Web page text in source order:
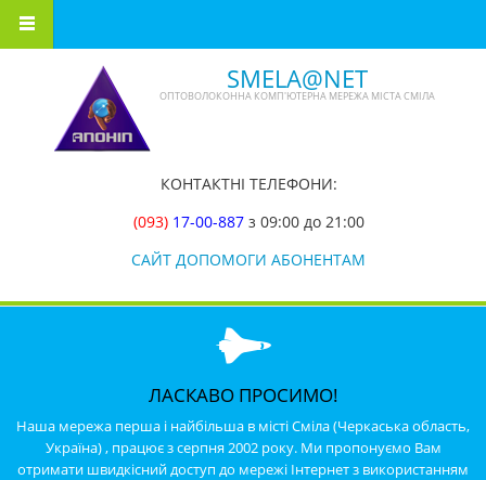
SMELA@NET
ОПТОВОЛОКОННА КОМП'ЮТЕРНА МЕРЕЖА МІСТА СМІЛА
КОНТАКТНІ ТЕЛЕФОНИ:
(093) 17-00-887з 09:00 до 21:00
САЙТ ДОПОМОГИ АБОНЕНТАМ
ЛАСКАВО ПРОСИМО!
Наша мережа перша і найбільша в місті Сміла (Черкаська область,
Україна) , працює з серпня 2002 року. Ми пропонуємо Вам
отримати швидкісний доступ до мережі Інтернет з використанням